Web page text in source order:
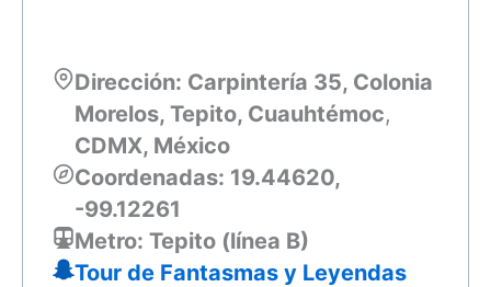
Dirección: Carpintería 35, Colonia
Morelos, Tepito, Cuauhtémoc,
CDMX, México
Coordenadas: 19.44620,
-99.12261
Metro: Tepito (línea B)
Tour de Fantasmas y Leyendas